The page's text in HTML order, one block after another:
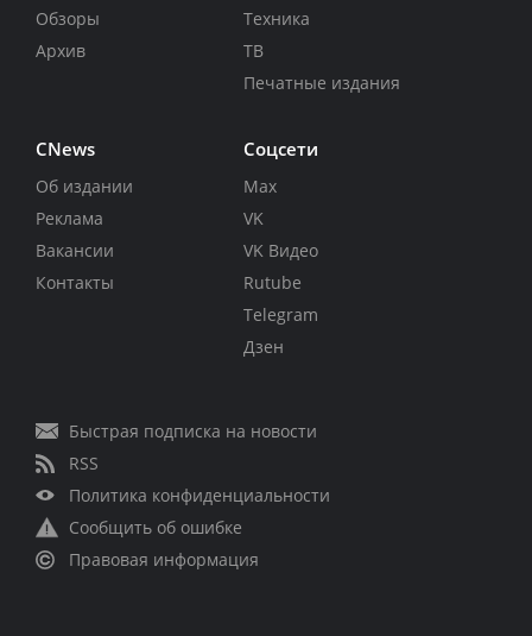
Обзоры
Архив
Техника
ТВ
Печатные издания
CNews
Об издании
Реклама
Вакансии
Контакты
Соцсети
Max
VK
VK Видео
Rutube
Telegram
Дзен
Быстрая подписка на новости
RSS
Политика конфиденциальности
Сообщить об ошибке
Правовая информация